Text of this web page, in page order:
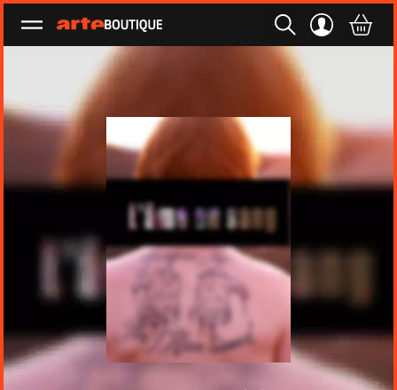
Ouvrir le menu